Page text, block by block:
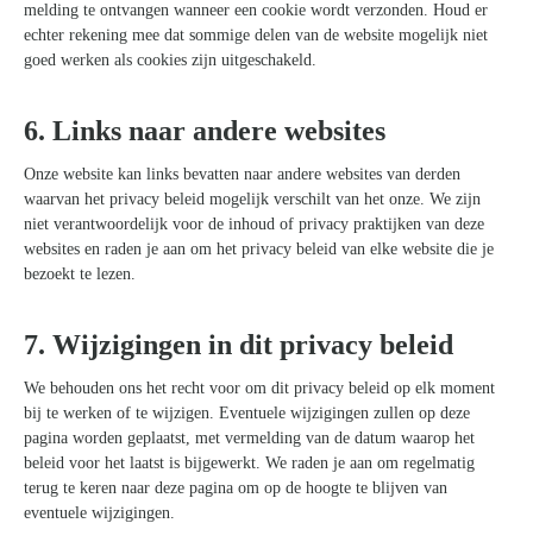
naar:
melding te ontvangen wanneer een cookie wordt verzonden. Houd er
echter rekening mee dat sommige delen van de website mogelijk niet
goed werken als cookies zijn uitgeschakeld.
6. Links naar andere websites
Onze website kan links bevatten naar andere websites van derden
waarvan het privacy beleid mogelijk verschilt van het onze. We zijn
niet verantwoordelijk voor de inhoud of privacy praktijken van deze
websites en raden je aan om het privacy beleid van elke website die je
bezoekt te lezen.
7. Wijzigingen in dit privacy beleid
We behouden ons het recht voor om dit privacy beleid op elk moment
bij te werken of te wijzigen. Eventuele wijzigingen zullen op deze
pagina worden geplaatst, met vermelding van de datum waarop het
beleid voor het laatst is bijgewerkt. We raden je aan om regelmatig
terug te keren naar deze pagina om op de hoogte te blijven van
eventuele wijzigingen.